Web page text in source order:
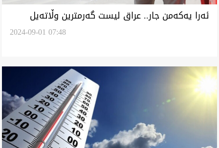
ئەرا یەکەمن جار.. عراق لیست گەرمترین وڵاتەیل
2024-09-01 07:48